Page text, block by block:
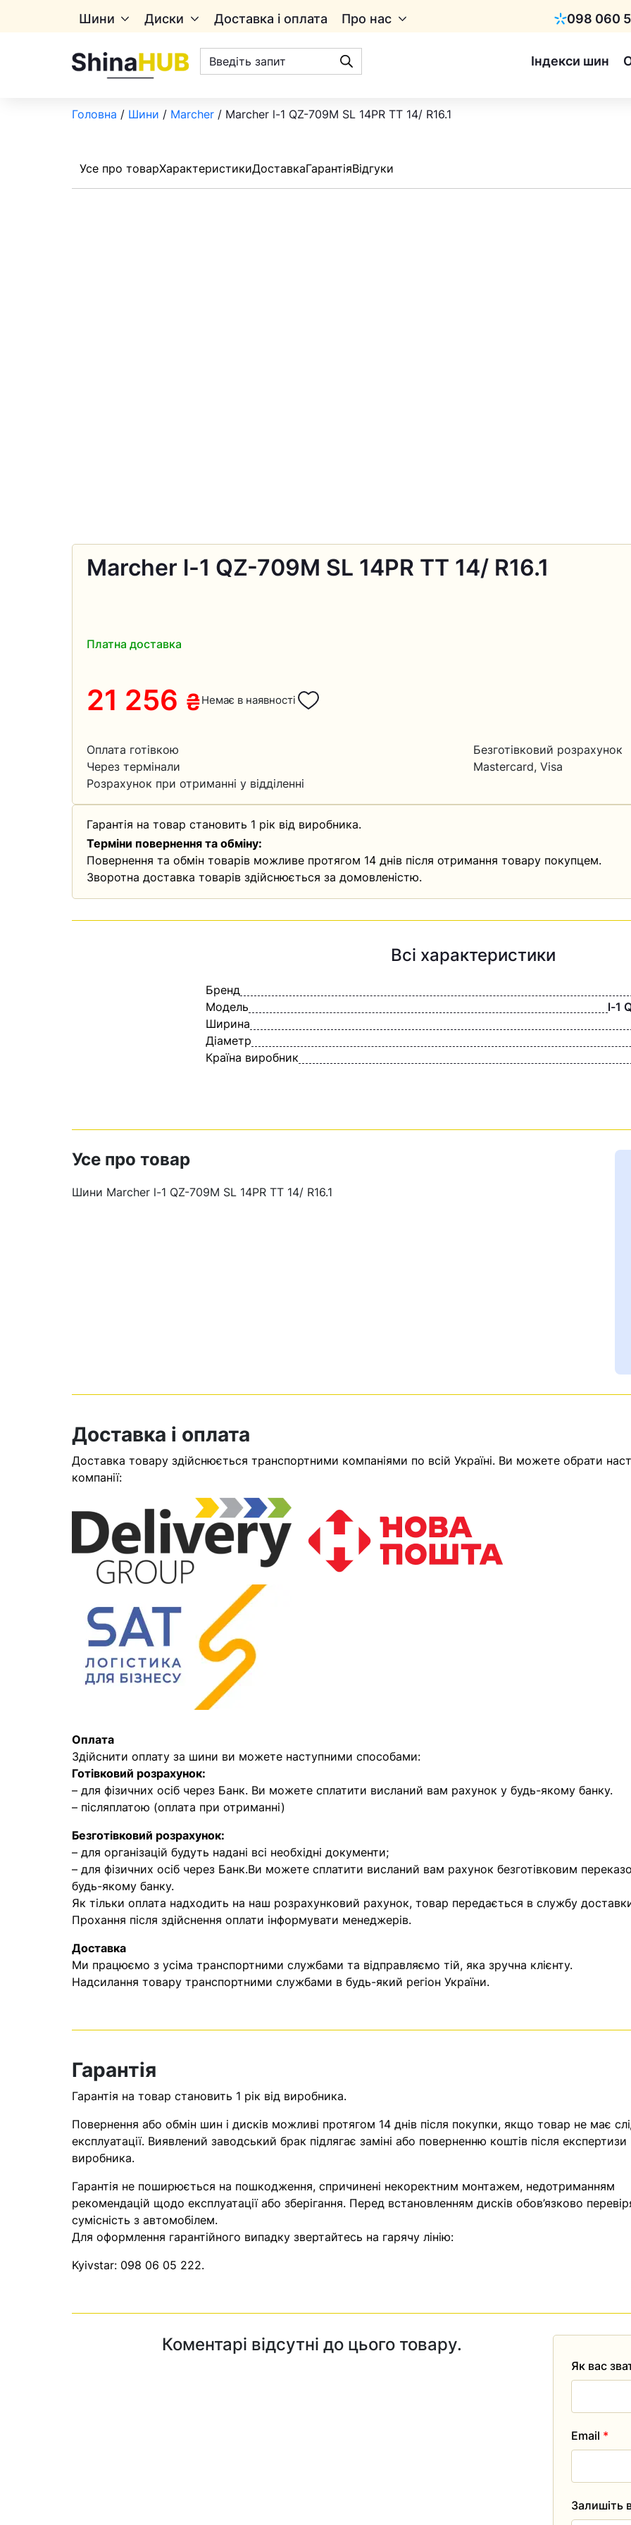
Шини Диски Доставка і оплата Про нас 098 060
Київстар
Пошук
товарів
Індекси шин
Кошик
У кошику немає товарів.Ваш номер надіслано.
Оператор зв’яжеться з
Головна / Шини / Marcher / Marcher l-1 QZ-709M SL 14PR TT 14/ R16.1
Усе про товарХарактеристикиДоставкаГарантіяВідгуки
Marcher l-1 QZ-709M SL 14PR TT 14/ R16.1
Платна доставка
21 256 ₴Немає в наявності
Оплата готівкою
Безготівковий розрахунок
Через термінали
Mastercard, Visa
Розрахунок при отриманні у відділенні
Гарантія на товар становить 1 рік від виробника.
Терміни повернення та обміну:
Повернення та обмін товарів можливе протягом 14 днів після отримання товару покупцем.
Зворотна доставка товарів здійснюється за домовленістю.
Всі характеристики
Бренд
Модель
l-1
Ширина
Діаметр
Країна виробник
Усе про товар
Шини Marcher l-1 QZ-709M SL 14PR TT 14/ R16.1
Доставка і оплата
Доставка товару здійснюється транспортними компаніями по всій Україні. Ви можете обрати
компанії:
Оплата
Здійснити оплату за шини ви можете наступними способами:
Готівковий розрахунок:
– для фізичних осіб через Банк. Ви можете сплатити висланий вам рахунок у будь-якому банку.
– післяплатою (оплата при отриманні)
Безготівковий розрахунок:
– для організацій будуть надані всі необхідні документи;
– для фізичних осіб через Банк.Ви можете сплатити висланий вам рахунок безготівковим
будь-якому банку.
Як тільки оплата надходить на наш розрахунковий рахунок, товар передається в службу
Прохання після здійснення оплати інформувати менеджерів.
Доставка
Ми працюємо з усіма транспортними службами та відправляємо тій, яка зручна клієнту.
Надсилання товару транспортними службами в будь-який регіон України.
Гарантія
Гарантія на товар становить 1 рік від виробника.
Повернення або обмін шин і дисків можливі протягом 14 днів після покупки, якщо товар не має
експлуатації. Виявлений заводський брак підлягає заміні або поверненню коштів після експертизи
виробника.
Гарантія не поширюється на пошкодження, спричинені некоректним монтажем, недотриманням
рекомендацій щодо експлуатації або зберігання. Перед встановленням дисків обов’язково
сумісність з автомобілем.
Для оформлення гарантійного випадку звертайтесь на гарячу лінію:
Kyivstar: 098 06 05 222.
Коментарі відсутні до цього товару.
Залишіть
Як вас
Email *